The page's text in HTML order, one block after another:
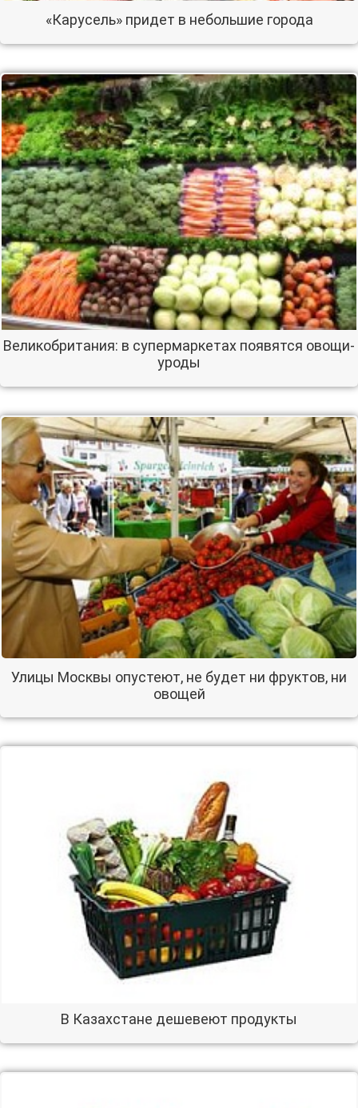
«Карусель» придет в небольшие города
Великобритания: в супермаркетах появятся овощи-
уроды
Улицы Москвы опустеют, не будет ни фруктов, ни
овощей
В Казахстане дешевеют продукты